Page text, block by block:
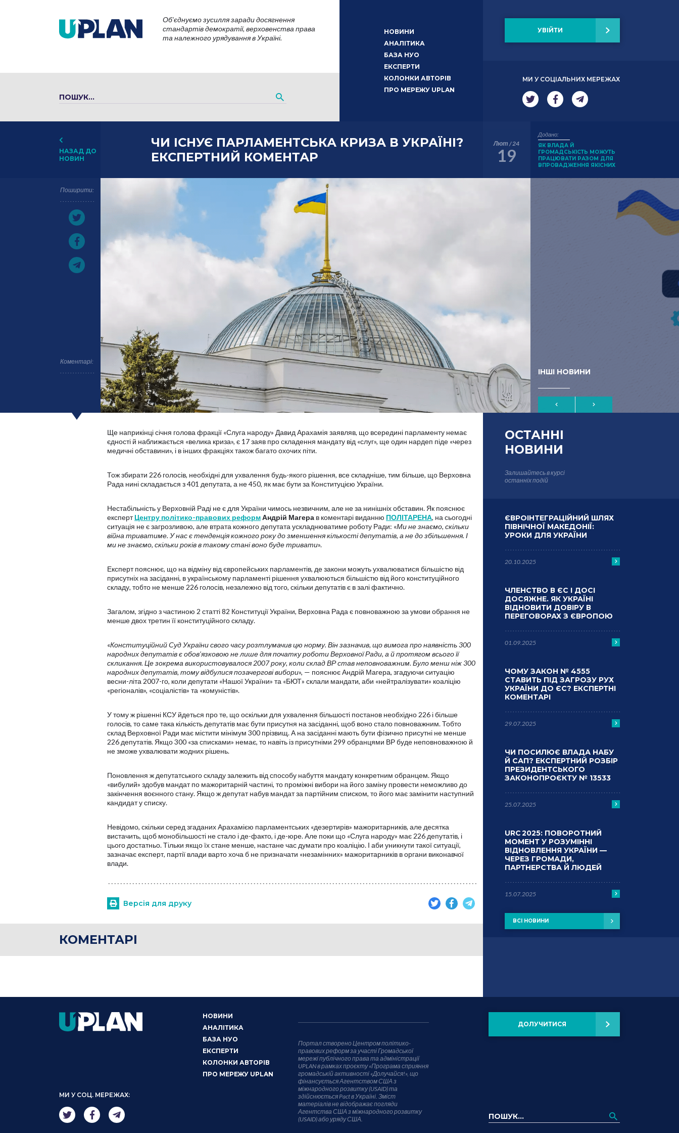
Об’єднуємо зусилля заради досягнення
стандартів демократії, верховенства права
та належного урядування в Україні.
НОВИНИ
АНАЛІТИКА
БАЗА НУО
ЕКСПЕРТИ
КОЛОНКИ АВТОРІВ
ПРО МЕРЕЖУ UPLAN
УВІЙТИ
МИ У СОЦІАЛЬНИХ МЕРЕЖАХ
НАЗАД ДО
НОВИН
Поширити:
Коментарі:
ЧИ ІСНУЄ ПАРЛАМЕНТСЬКА КРИЗА В УКРАЇНІ?
ЕКСПЕРТНИЙ КОМЕНТАР
Лют / 24
19
Додано:
ЯК ВЛАДА Й
ГРОМАДСЬКІСТЬ МОЖУТЬ
ПРАЦЮВАТИ РАЗОМ ДЛЯ
ВПРОВАДЖЕННЯ ЯКІСНИХ
ІНШІ НОВИНИ
Ще наприкінці січня голова фракції «Слуга народу» Давид Арахамія заявляв, що всередині парламенту немає
єдності й наближається «велика криза», є 17 заяв про складення мандату від «слуг», ще один нардеп піде «через
медичні обставини», і в інших фракціях також багато охочих піти.
Тож збирати 226 голосів, необхідні для ухвалення будь-якого рішення, все складніше, тим більше, що Верховна
Рада нині складається з 401 депутата, а не 450, як має бути за Конституцією України.
Нестабільність у Верховній Раді не є для України чимось незвичним, але не за нинішніх обставин. Як пояснює
експертЦентру політико-правових реформАндрій Магера в коментарі виданню ПОЛІТАРЕНА, на сьогодні
ситуація не є загрозливою, але втрата кожного депутата ускладнюватиме роботу Ради: «Ми не знаємо, скільки
війна триватиме. У нас є тенденція кожного року до зменшення кількості депутатів, а не до збільшення. І
ми не знаємо, скільки років в такому стані воно буде тривати».
Експерт пояснює, що на відміну від європейських парламентів, де закони можуть ухвалюватися більшістю від
присутніх на засіданні, в українському парламенті рішення ухвалюються більшістю від його конституційного
складу, тобто не менше 226 голосів, незалежно від того, скільки депутатів є в залі фактично.
Загалом, згідно з частиною 2 статті 82 Конституції України, Верховна Рада є повноважною за умови обрання не
менше двох третин її конституційного складу.
«Конституційний Суд України свого часу розтлумачив цю норму. Він зазначив, що вимога про наявність 300
народних депутатів є обов’язковою не лише для початку роботи Верховної Ради, а й протягом всього її
скликання. Це зокрема використовувалося 2007 року, коли склад ВР став неповноважним. Було менш ніж 300
народних депутатів, тому відбулися позачергові вибори», — пояснює Андрій Магера, згадуючи ситуацію
весни-літа 2007-го, коли депутати «Нашої України» та «БЮТ» склали мандати, аби «нейтралізувати» коаліцію
«регіоналів», «соціалістів» та «комуністів».
У тому ж рішенні КСУ йдеться про те, що оскільки для ухвалення більшості постанов необхідно 226 і більше
голосів, то саме така кількість депутатів має бути присутня на засіданні, щоб воно стало повноважним. Тобто
склад Верховної Ради має містити мінімум 300 прізвищ. А на засіданні мають бути фізично присутні не менше
226 депутатів. Якщо 300 «за списками» немає, то навіть із присутніми 299 обранцями ВР буде неповноважною й
не зможе ухвалювати жодних рішень.
Поновлення ж депутатського складу залежить від способу набуття мандату конкретним обранцем. Якщо
«вибулий» здобув мандат по мажоритарній частині, то проміжні вибори на його заміну провести неможливо до
закінчення воєнного стану. Якщо ж депутат набув мандат за партійним списком, то його має замінити наступний
кандидат у списку.
Невідомо, скільки серед згаданих Арахамією парламентських «дезертирів» мажоритарників, але десятка
вистачить, щоб монобільшості не стало і де-факто, і де-юре. Але поки що «Слуга народу» має 226 депутатів, і
цього достатньо. Тільки якщо їх стане менше, настане час думати про коаліцію. І аби уникнути такої ситуації,
зазначає експерт, партії влади варто хоча б не призначати «незамінних» мажоритарників в органи виконавчої
влади.
Версія для друку
КОМЕНТАРІ
ОСТАННІ
НОВИНИ
Залишайтесь в курсі
останніх подій
ЄВРОІНТЕГРАЦІЙНИЙ ШЛЯХ
ПІВНІЧНОЇ МАКЕДОНІЇ:
УРОКИ ДЛЯ УКРАЇНИ
20.10.2025
ЧЛЕНСТВО В ЄС І ДОСІ
ДОСЯЖНЕ. ЯК УКРАЇНІ
ВІДНОВИТИ ДОВІРУ В
ПЕРЕГОВОРАХ З ЄВРОПОЮ
01.09.2025
ЧОМУ ЗАКОН № 4555
СТАВИТЬ ПІД ЗАГРОЗУ РУХ
УКРАЇНИ ДО ЄС? ЕКСПЕРТНІ
КОМЕНТАРІ
29.07.2025
ЧИ ПОСИЛЮЄ ВЛАДА НАБУ
Й САП? ЕКСПЕРТНИЙ РОЗБІР
ПРЕЗИДЕНТСЬКОГО
ЗАКОНОПРОЄКТУ № 13533
25.07.2025
URC 2025: ПОВОРОТНИЙ
МОМЕНТ У РОЗУМІННІ
ВІДНОВЛЕННЯ УКРАЇНИ —
ЧЕРЕЗ ГРОМАДИ,
ПАРТНЕРСТВА Й ЛЮДЕЙ
15.07.2025
ВСІ НОВИНИ
МИ У СОЦ. МЕРЕЖАХ:
НОВИНИ
АНАЛІТИКА
БАЗА НУО
ЕКСПЕРТИ
КОЛОНКИ АВТОРІВ
ПРО МЕРЕЖУ UPLAN
Портал створено Центром політико-
правових реформ за участі Громадської
мережі публічного права та адміністрації
UPLAN в рамках проєкту «Програма сприяння
громадській активності «Долучайся!», що
фінансується Агентством США з
міжнародного розвитку (USAID) та
здійснюється Pact в Україні. Зміст
матеріалів не відображає погляди
Агентства США з міжнародного розвитку
(USAID) або уряду США.
ДОЛУЧИТИСЯ